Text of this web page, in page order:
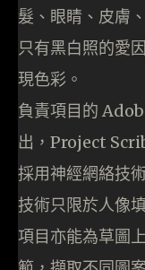
髮、眼睛、皮膚
只有黑白照的愛
現色彩。
負責項目的
出，Project
採用神經網絡技
技術只限於人像
項目亦能為草圖